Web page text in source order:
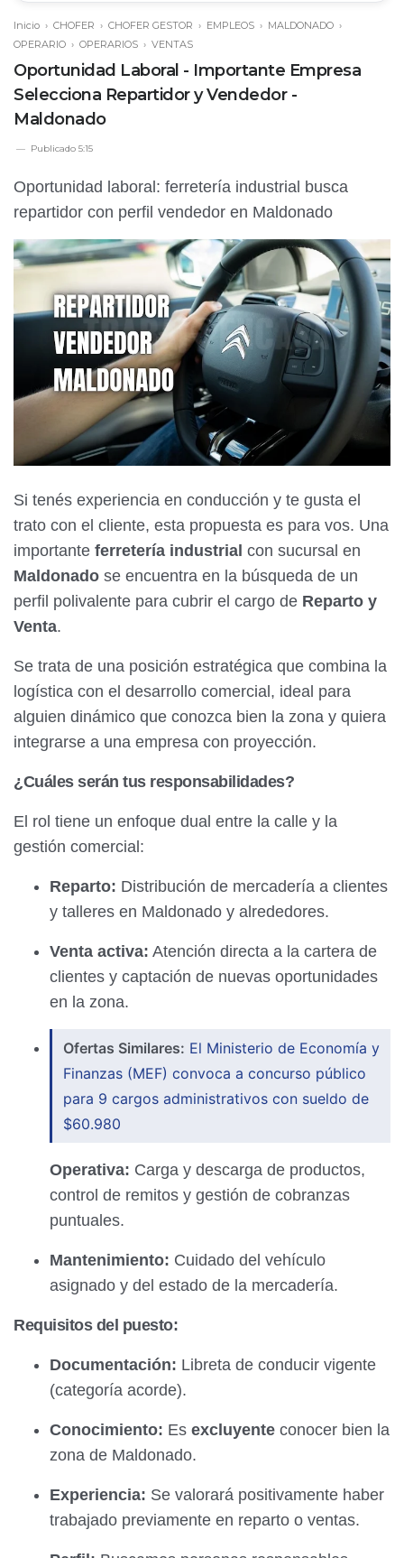
Inicio › CHOFER › CHOFER GESTOR › EMPLEOS › MALDONADO ›
OPERARIO › OPERARIOS › VENTAS
Oportunidad Laboral - Importante Empresa
Selecciona Repartidor y Vendedor -
Maldonado
Publicado 5:15
Oportunidad laboral: ferretería industrial busca
repartidor con perfil vendedor en Maldonado
Si tenés experiencia en conducción y te gusta el
trato con el cliente, esta propuesta es para vos. Una
importante ferretería industrial con sucursal en
Maldonado se encuentra en la búsqueda de un
perfil polivalente para cubrir el cargo de Reparto y
Venta.
Se trata de una posición estratégica que combina la
logística con el desarrollo comercial, ideal para
alguien dinámico que conozca bien la zona y quiera
integrarse a una empresa con proyección.
¿Cuáles serán tus responsabilidades?
El rol tiene un enfoque dual entre la calle y la
gestión comercial:
Reparto: Distribución de mercadería a clientes
y talleres en Maldonado y alrededores.
Venta activa: Atención directa a la cartera de
clientes y captación de nuevas oportunidades
en la zona.
Ofertas Similares: El Ministerio de Economía y
Finanzas (MEF) convoca a concurso público
para 9 cargos administrativos con sueldo de
$60.980
Operativa: Carga y descarga de productos,
control de remitos y gestión de cobranzas
puntuales.
Mantenimiento: Cuidado del vehículo
asignado y del estado de la mercadería.
Requisitos del puesto:
Documentación: Libreta de conducir vigente
(categoría acorde).
Conocimiento: Es excluyente conocer bien la
zona de Maldonado.
Experiencia: Se valorará positivamente haber
trabajado previamente en reparto o ventas.